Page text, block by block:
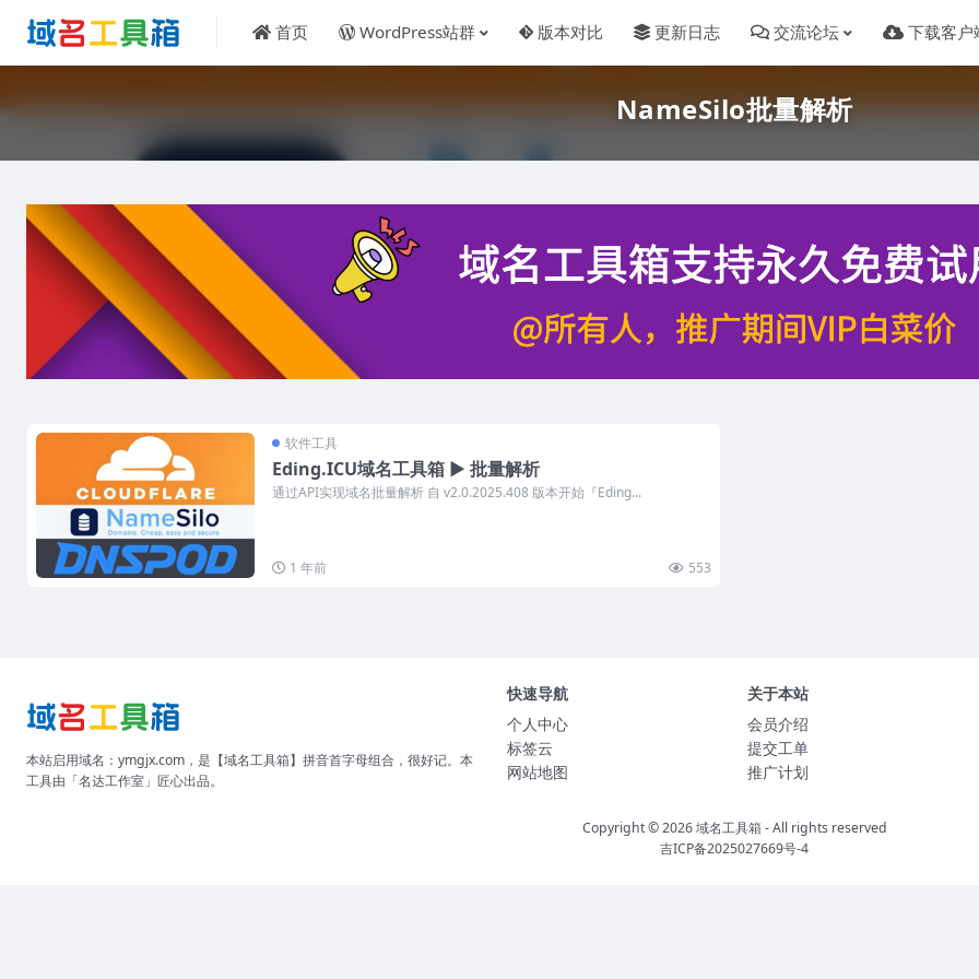
首页 WordPress站群 版本对比 更新日志 交流论坛 下载客户
NameSilo批量解析
软件工具
Eding.ICU域名工具箱 ▶ 批量解析
通过API实现域名批量解析 自 v2.0.2025.408 版本开始『Eding...
1 年前 553
本站启用域名：ymgjx.com，是【域名工具箱】拼音首字母组合，很好记。本
工具由「名达工作室」匠心出品。
快速导航
个人中心
标签云
网站地图
关于本站
会员介绍
提交工单
推广计划
Copyright © 2026域名工具箱 - All rights reserved
吉ICP备2025027669号-4